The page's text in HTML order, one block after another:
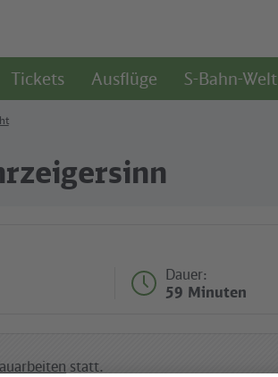
Tickets Ausflüge S-Bahn-Welt
Dauer:
59 Minuten
statt.